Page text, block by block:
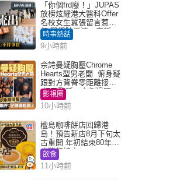
「你個frd廢！」JUPAS
放榜炫耀港大醫科Offer
名校女生囂張留言惹眾
怒 醫學院澄清：宣稱
「40.5分獲錄取」不符事
實｜Juicy叮
時事熱話
9小時前
佘詩曼疑胸壓Chrome
Hearts型男老闆 俯身疑
跟對方背脊零距離接觸
網民驚呼：企側邊唔
得？
影視圈
10小時前
檀島咖啡餅店回歸港
島！預告新店8月下旬太
古重開 年初結束80年歷
史灣仔總店
飲食
11小時前